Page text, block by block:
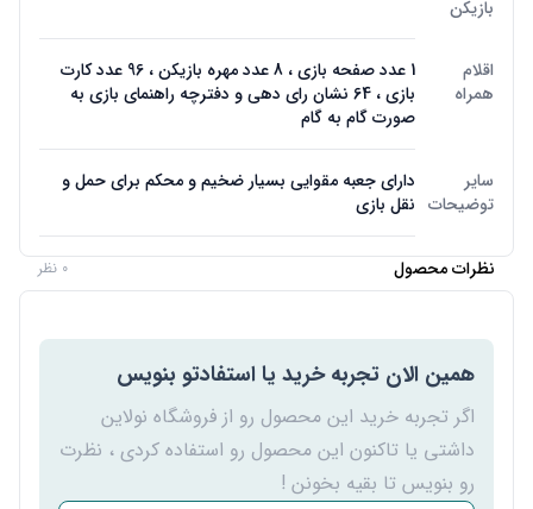
بازیکن
اقلام
همراه
1 عدد صفحه بازی ، 8 عدد مهره بازیکن ، 96 عدد کارت
بازی ، 64 نشان رای دهی و دفترچه راهنمای بازی به
صورت گام به گام
سایر
توضیحات
دارای جعبه مقوایی بسیار ضخیم و محکم برای حمل و
نقل بازی
نظرات محصول 0 نظر
همین الان تجربه خرید یا استفادتو بنویس
اگر تجربه خرید این محصول رو از فروشگاه نولاین
داشتی یا تاکنون این محصول رو استفاده کردی ، نظرت
رو بنویس تا بقیه بخونن !